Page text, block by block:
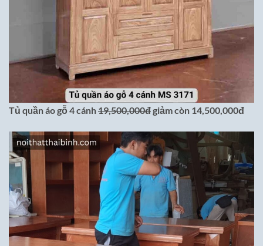
Tủ quần áo gỗ 4 cánh19,500,000đgiảm còn 14,500,000đ